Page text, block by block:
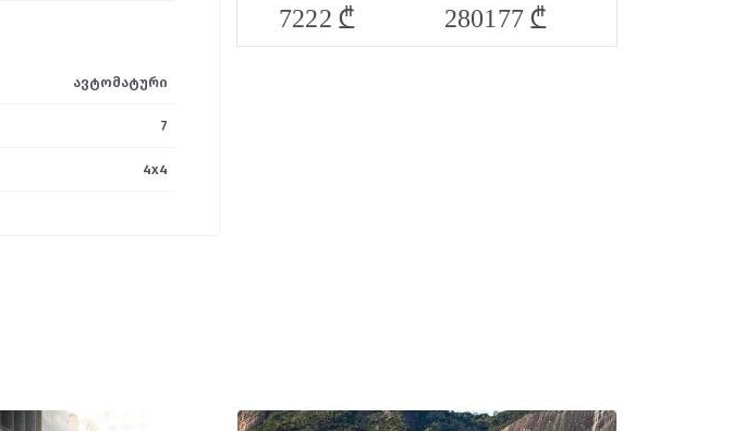
ავტომატური
7
4x4
7222 ₾ 280177 ₾